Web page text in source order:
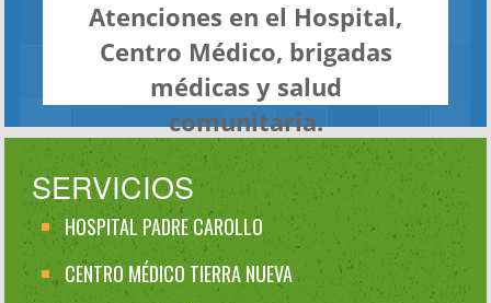
Atenciones en el Hospital,
Centro Médico, brigadas
médicas y salud
comunitaria.
SERVICIOS
HOSPITAL PADRE CAROLLO
CENTRO MÉDICO TIERRA NUEVA